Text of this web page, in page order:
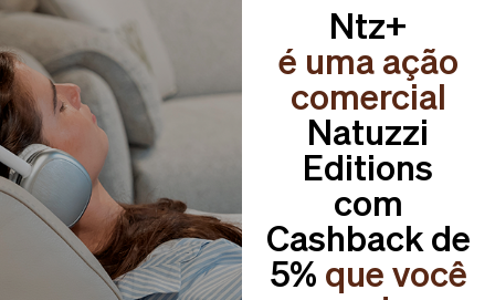
Ntz+
é uma ação
comercial
Natuzzi
Editions
com
Cashback de
5% que você